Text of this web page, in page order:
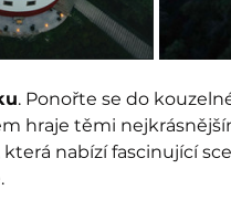
. Ponořte se do
hraje těmi
nabízí fascinující